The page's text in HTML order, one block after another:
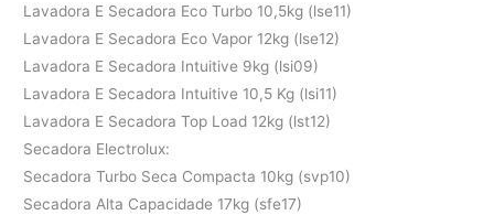
Lavadora E Secadora Eco Turbo 10,5kg (lse11)
Lavadora E Secadora Eco Vapor 12kg (lse12)
Lavadora E Secadora Intuitive 9kg (lsi09)
Lavadora E Secadora Intuitive 10,5 Kg (lsi11)
Lavadora E Secadora Top Load 12kg (lst12)
Secadora Electrolux:
Secadora Turbo Seca Compacta 10kg (svp10)
Secadora Alta Capacidade 17kg (sfe17)